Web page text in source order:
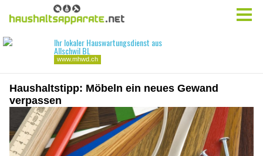
Haushaltstipp: Möbeln ein neues Gewand
verpassen